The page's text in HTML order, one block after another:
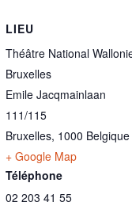
LIEU
Théâtre National
Bruxelles
Emile Jacqmainlaan
111/115
Bruxelles, 1000 Belgique
+ Google Map
Téléphone
02 203 41 55